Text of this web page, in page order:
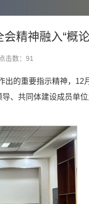
精神融入“概
点击数： 91
的重要指示精神，
、共同体建设成员单